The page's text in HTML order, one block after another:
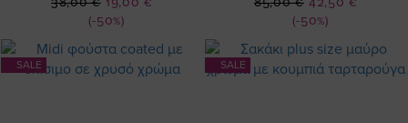
(-50%)
Τιμή
(-50%)
Τιμή
SALE SALE